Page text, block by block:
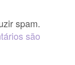
spam.
são